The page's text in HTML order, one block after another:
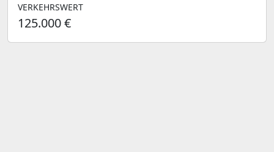
VERKEHRSWERT
125.000 €